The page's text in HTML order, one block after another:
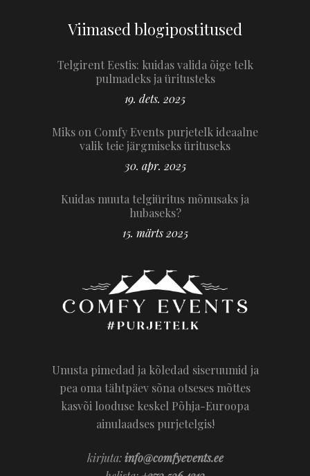
Viimased blogipostitused
Telgirent Eestis: kuidas valida õige telk
pulmadeks ja üritusteks
19. dets. 2025
Miks on Comfy Events purjetelk ideaalne
valik teie järgmiseks ürituseks
30. apr. 2025
Kuidas muuta telgiüritus mõnusaks ja
hubaseks?
15. märts 2025
Unusta pimedad ja kõledad siseruumid ja
pea oma tähtpäev sõna otseses mõttes
kasvõi looduse keskel Põhja-Euroopa
ainulaadses purjetelgis!
kirjuta:info@comfyevents.ee